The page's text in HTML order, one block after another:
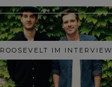
ROOSEVELT IM INTERVIEW